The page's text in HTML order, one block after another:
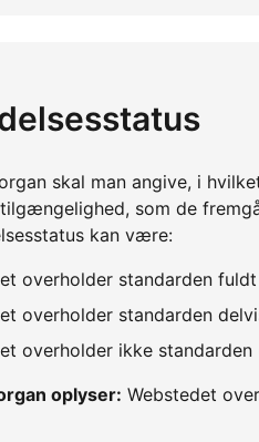
skal man angive, i
som de
kan være:
overholder standarden
overholder standarden
overholder ikke
oplyser: Webstedet